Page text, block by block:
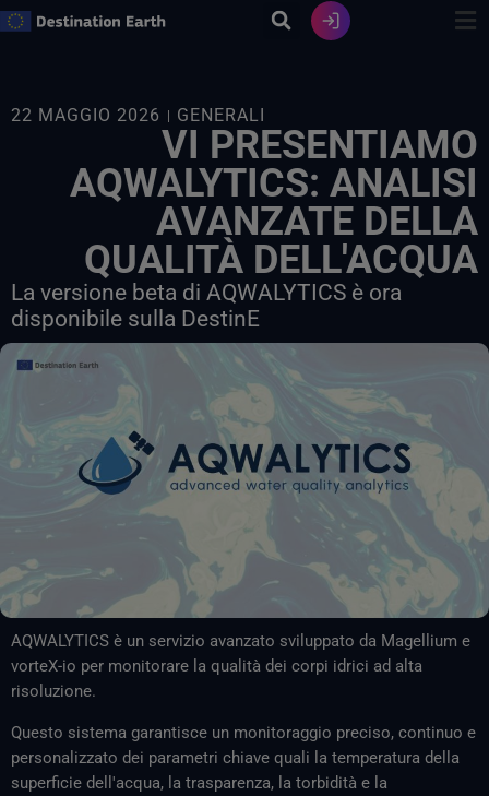
Vai
22 MAGGIO 2026 GENERALI
VI PRESENTIAMO
AQWALYTICS: ANALISI
AVANZATE DELLA
QUALITÀ DELL'ACQUA
La versione beta di AQWALYTICS è ora
disponibile sulla DestinE
AQWALYTICS è un servizio avanzato sviluppato da Magellium e
vorteX-io per monitorare la qualità dei corpi idrici ad alta
risoluzione.
Questo sistema garantisce un monitoraggio preciso, continuo e
personalizzato dei parametri chiave quali la temperatura della
superficie dell'acqua, la trasparenza, la torbidità e la